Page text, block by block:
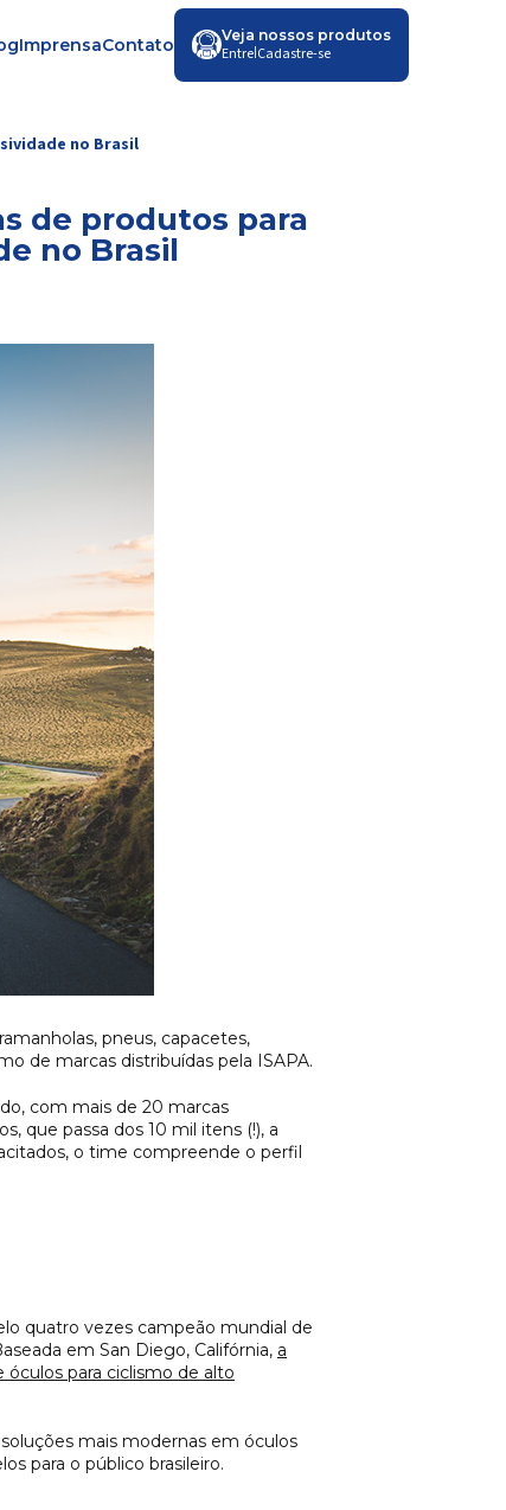
ImprensaContato Veja nossos produtos
Entre|Cadastre-se
no Brasil
de produtos para
no Brasil
pneus, capacetes,
de marcas distribuídas pela ISAPA.
com mais de 20 marcas
que passa dos 10 mil itens (!), a
o time compreende o perfil
quatro vezes campeão mundial de
em San Diego, Califórnia, a
para ciclismo de alto
mais modernas em óculos
para o público brasileiro.